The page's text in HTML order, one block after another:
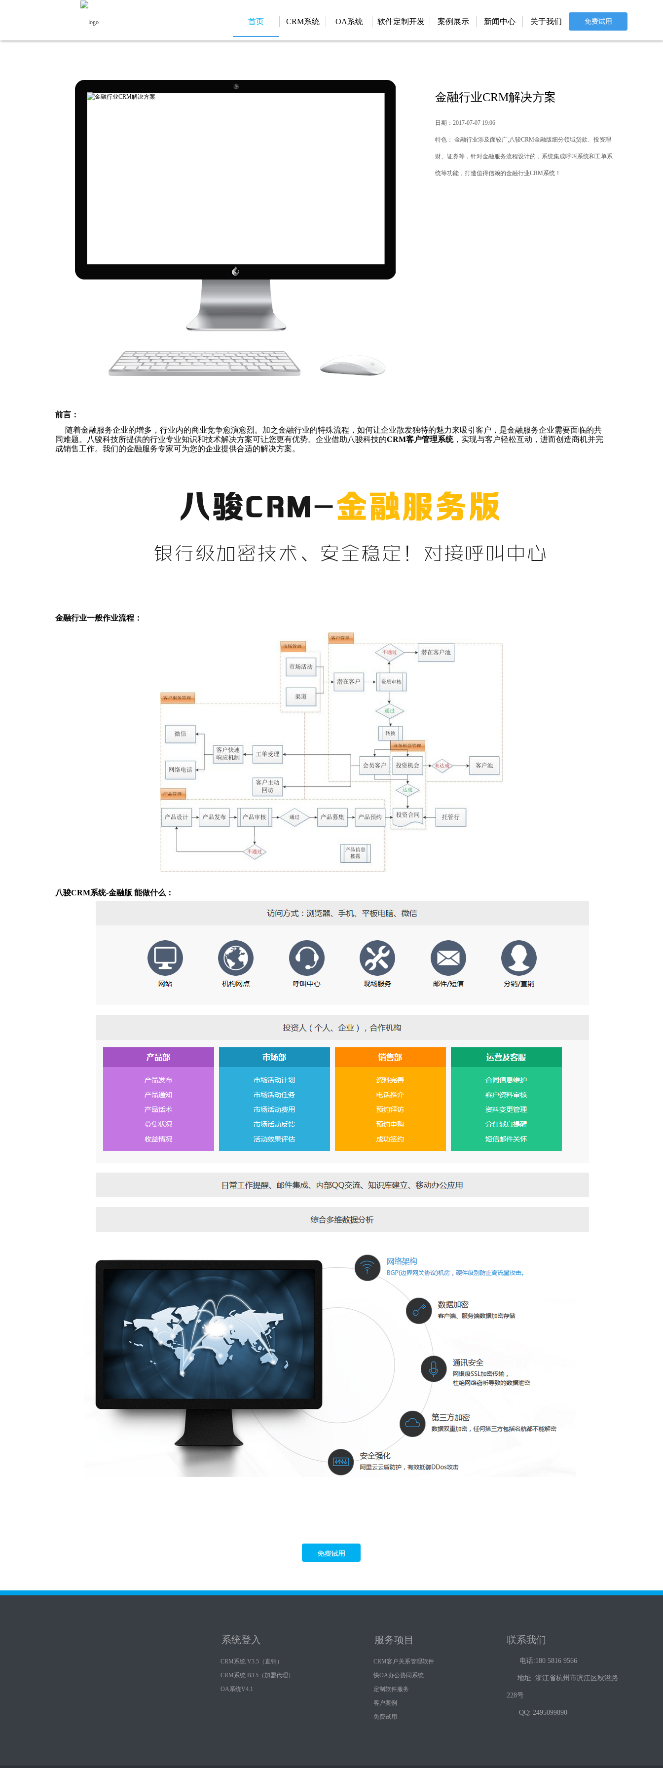
免费试用
首页 CRM系统 OA系统 软件定制开发 案例展示 新闻中心 关于我们
金融行业CRM解决方案
日期：2017-07-07 19:06
特色： 金融行业涉及面较广,八骏CRM金融版细分领域贷款、投资理
财、证券等，针对金融服务流程设计的，系统集成呼叫系统和工单系
统等功能，打造值得信赖的金融行业CRM系统！
前言：
随着金融服务企业的增多，行业内的商业竞争愈演愈烈。加之金融行业的特殊流程，如何让企业散发独特的魅力来吸引客户，是金融服务企业需要面临的共
同难题。八骏科技所提供的行业专业知识和技术解决方案可让您更有优势。企业借助八骏科技的CRM客户管理系统，实现与客户轻松互动，进而创造商机并完
成销售工作。我们的金融服务专家可为您的企业提供合适的解决方案。
金融行业一般作业流程：
八骏CRM系统-金融版 能做什么：
系统登入
CRM系统 V3.5（直销）
CRM系统 B3.5（加盟代理）
OA系统V4.1
服务项目
CRM客户关系管理软件
快OA办公协同系统
定制软件服务
客户案例
免费试用
联系我们
电话:180 5816 9566
地址: 浙江省杭州市滨江区秋溢路
228号
QQ: 2495099890